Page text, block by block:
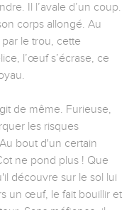
Il l’avale d’un coup.
corps allongé. Au
le trou, cette
l’œuf s’écrase, ce
de même. Furieuse,
les risques
bout d'un certain
ne pond plus ! Que
découvre sur le sol lui
un œuf, le fait bouillir et